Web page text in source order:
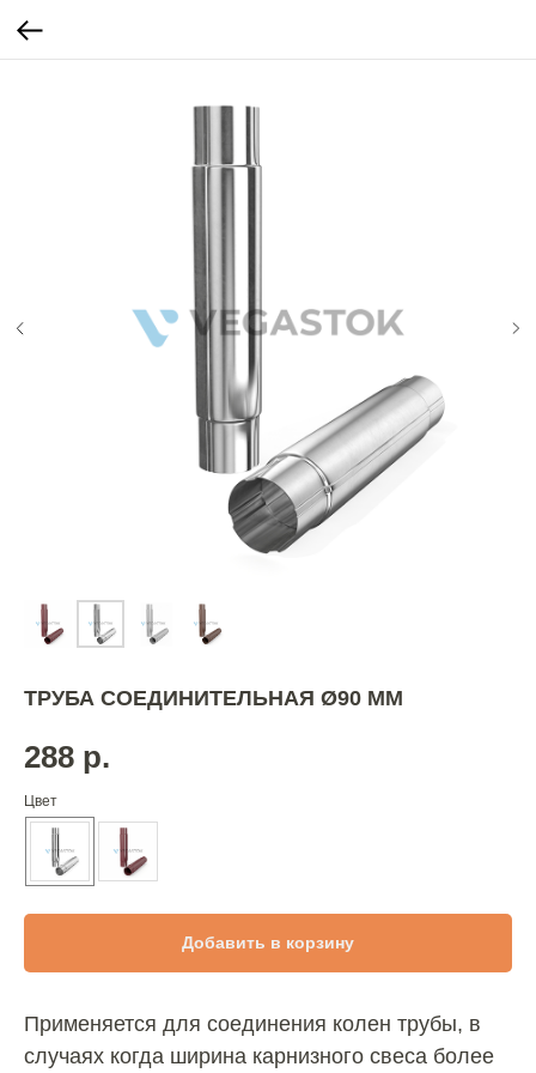
ТРУБА СОЕДИНИТЕЛЬНАЯ Ø90 ММ
288 р.
Цвет
Добавить в корзину
Применяется для соединения колен трубы, в
случаях когда ширина карнизного свеса более